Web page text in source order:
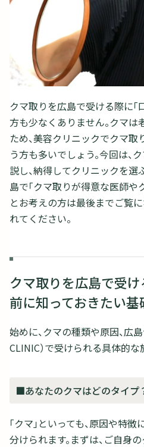
クマ取りを広島で受ける際に
方も少なくありません。クマ
ため、美容クリニックでクマ
う方も多いでしょう。今回は、
説し、納得してクリニックを選
島で「クマ取りが得意な医師や
とお考えの方は最後までご覧
れてください。
クマ取りを広島で受け
前に知っておきたい基
始めに、クマの種類や原因、広
CLINIC）で受けられる具体的な
■あなたのクマはどのタイプ
「クマ」といっても、原因や特
分けられます。まずは、ご自身